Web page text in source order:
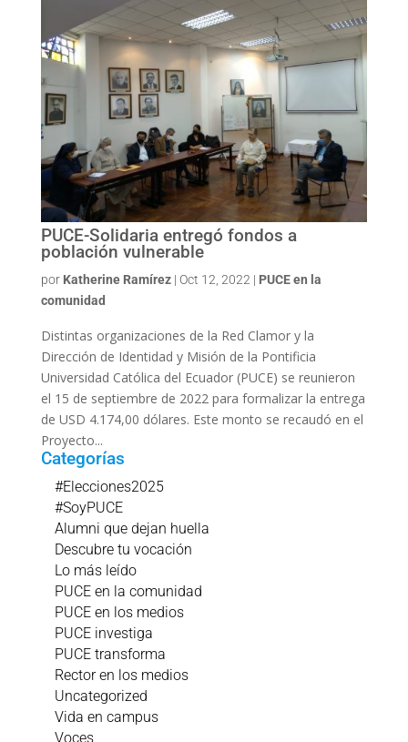
PUCE-Solidaria entregó fondos a
población vulnerable
por Katherine Ramírez| Oct 12, 2022 | PUCE en la
comunidad
Distintas organizaciones de la Red Clamor y la
Dirección de Identidad y Misión de la Pontificia
Universidad Católica del Ecuador (PUCE) se reunieron
el 15 de septiembre de 2022 para formalizar la entrega
de USD 4.174,00 dólares. Este monto se recaudó en el
Proyecto...
Categorías
#Elecciones2025
#SoyPUCE
Alumni que dejan huella
Descubre tu vocación
Lo más leído
PUCE en la comunidad
PUCE en los medios
PUCE investiga
PUCE transforma
Rector en los medios
Uncategorized
Vida en campus
Voces